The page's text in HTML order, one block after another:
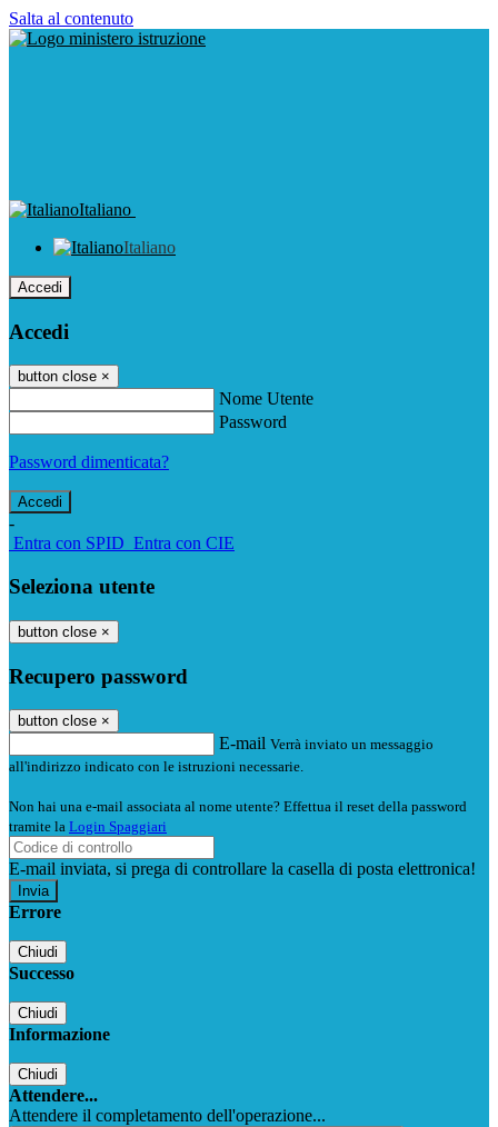
Salta al contenuto
Italiano
Italiano
Accedi
Accedi
button close ×
Nome Utente
Password
Password dimenticata?
-
Entra con SPID Entra con CIE
Seleziona utente
button close ×
Recupero password
button close ×
E-mail Verrà inviato un messaggio
all'indirizzo indicato con le istruzioni necessarie.
Non hai una e-mail associata al nome utente? Effettua il reset della password
tramite la Login Spaggiari
E-mail inviata, si prega di controllare la casella di posta elettronica!
Errore
Chiudi
Successo
Chiudi
Informazione
Chiudi
Attendere...
Attendere il completamento dell'operazione...